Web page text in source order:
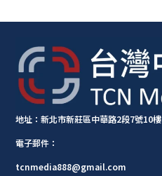
地址：新北市新莊區中華路2段7號10樓
電子郵件：
tcnmedia888@gmail.com